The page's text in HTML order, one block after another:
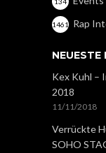
Rap
1461
NEUESTE
Kex Kuhl –
2018
11/11/2018
Verrückte
SOHO